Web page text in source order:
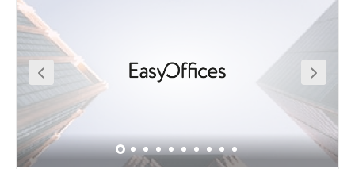
encourage collaboration and blue sky thinking, this
flexible workspace provides you with all the space and
privacy you need to succeed. When the working day is
done, hop in a taxi and unwind in one of the nearby bars,
restaurants and open green spaces.